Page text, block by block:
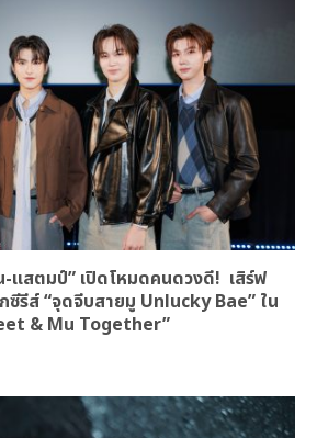
-แสตมป์” เปิดโหมดคนดวงดี! เสิร์ฟ
ซีรีส์ “จุดจีบสายมู Unlucky Bae” ใน
& Mu Together”